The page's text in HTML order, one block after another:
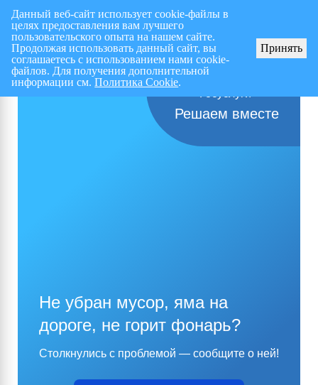
Перспективный план работ на I полугодие 2026 г.
Решаем вместе
Не убран мусор, яма на
дороге, не горит фонарь?
Столкнулись с проблемой — сообщите о ней!
Данный веб-сайт использует cookie-файлы в
целях предоставления вам лучшего
пользовательского опыта на нашем сайте.
Продолжая использовать данный сайт, вы
соглашаетесь с использованием нами cookie-
файлов. Для получения дополнительной
информации см.Политика Cookie.
Принять